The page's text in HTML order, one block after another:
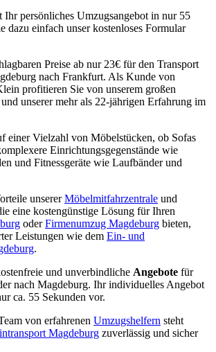
Ihr persönliches Umzugsangebot in nur 55
dazu einfach unser kostenloses Formular
Preise ab nur 23€ für den Transport
nach Frankfurt. Als Kunde von
profitieren Sie von unserem großen
und unserer mehr als 22-jährigen Erfahrung im
einer Vielzahl von Möbelstücken, ob Sofas
Einrichtungsgegenstände wie
und Fitnessgeräte wie Laufbänder und
unsererMöbelmitfahrzentrale und
eine kostengünstige Lösung für Ihren
oderFirmenumzug Magdeburg bieten,
Leistungen wie dem Ein- und
.
und unverbindliche Angebote für
nach Magdeburg. Ihr individuelles Angebot
ca. 55 Sekunden vor.
von erfahrenen Umzugshelfern steht
Magdeburg zuverlässig und sicher